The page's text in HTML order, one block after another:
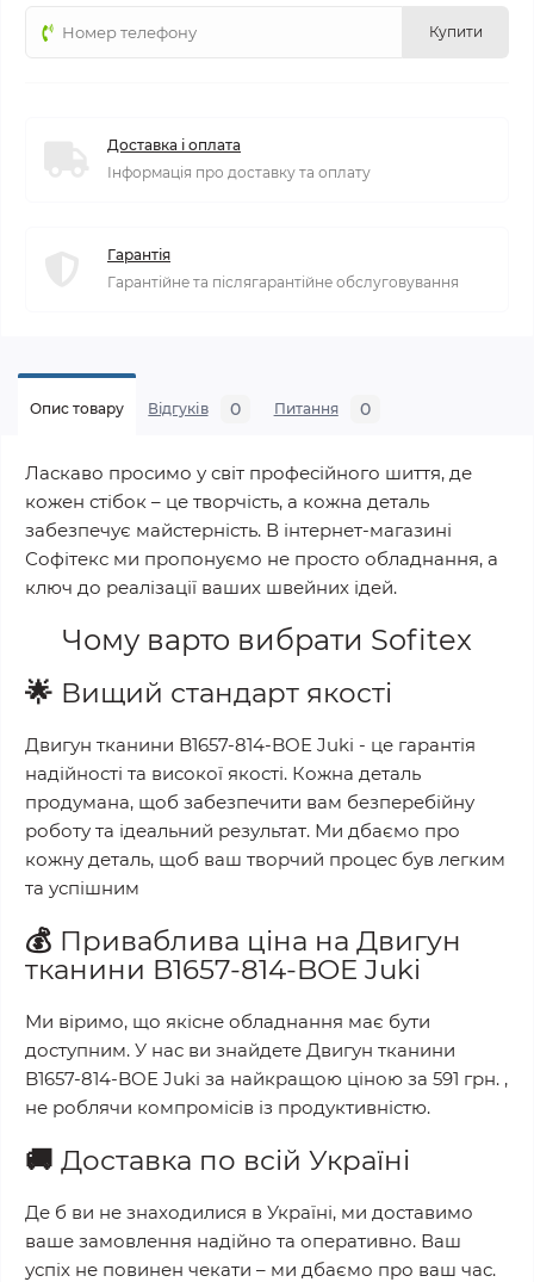
Купити
Доставка і оплата
Інформація про доставку та оплату
Гарантія
Гарантійне та післягарантійне обслуговування
Опис товару Відгуків 0 Питання 0
Ласкаво просимо у світ професійного шиття, де
кожен стібок – це творчість, а кожна деталь
забезпечує майстерність. В інтернет-магазині
Софітекс ми пропонуємо не просто обладнання, а
ключ до реалізації ваших швейних ідей.
Чому варто вибрати Sofitex
🌟 Вищий стандарт якості
Двигун тканини B1657-814-BOE Juki - це гарантія
надійності та високої якості. Кожна деталь
продумана, щоб забезпечити вам безперебійну
роботу та ідеальний результат. Ми дбаємо про
кожну деталь, щоб ваш творчий процес був легким
та успішним
💰 Приваблива ціна на Двигун
тканини B1657-814-BOE Juki
Ми віримо, що якісне обладнання має бути
доступним. У нас ви знайдете Двигун тканини
B1657-814-BOE Juki за найкращою ціною за 591 грн. ,
не роблячи компромісів із продуктивністю.
🚚 Доставка по всій Україні
Де б ви не знаходилися в Україні, ми доставимо
ваше замовлення надійно та оперативно. Ваш
успіх не повинен чекати – ми дбаємо про ваш час.